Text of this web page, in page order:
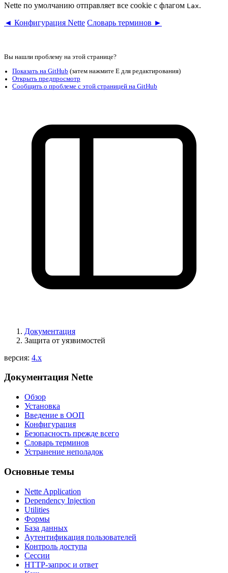
Nette по умолчанию отправляет все cookie с флагом Lax.
◄ Конфигурация Nette Словарь терминов ►
Вы нашли проблему на этой странице?
Показать на GitHub
Открыть предпросмотр
Сообщить о проблеме с этой страницей на GitHub
Документация
Защита от уязвимостей
версия: 4.x
Документация Nette
Обзор
Установка
Введение в ООП
Конфигурация
Безопасность прежде всего
Словарь терминов
Устранение неполадок
Основные темы
Nette Application
Dependency Injection
Utilities
Формы
База данных
Аутентификация пользователей
Контроль доступа
Сессии
HTTP-запрос и ответ